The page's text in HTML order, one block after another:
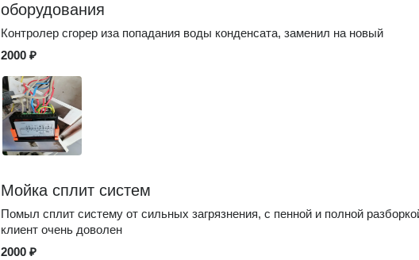
оборудования
Контролер сгорер иза попадания воды конденсата, заменил на новый
2000 ₽
Мойка сплит систем
Помыл сплит систему от сильных загрязнения, с пенной и полной
клиент очень доволен
2000 ₽